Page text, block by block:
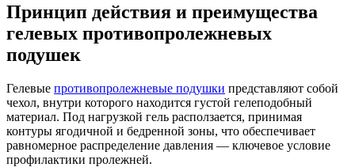
Принцип действия и преимущества
гелевых противопролежневых
подушек
Гелевые противопролежневые подушки представляют собой
чехол, внутри которого находится густой гелеподобный
материал. Под нагрузкой гель расползается, принимая
контуры ягодичной и бедренной зоны, что обеспечивает
равномерное распределение давления — ключевое условие
профилактики пролежней.